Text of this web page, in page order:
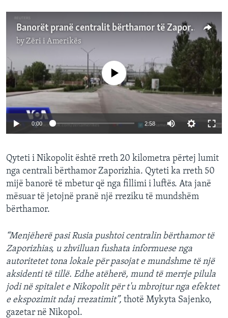
Banorët pranë centralit bërthamor të Zaporizhias përgatiten për më të keqen
byZëri i Amerikës
No media source currently available
0:00 2:58
Qyteti i Nikopolit është rreth 20 kilometra përtej lumit
nga centrali bërthamor Zaporizhia. Qyteti ka rreth 50
mijë banorë të mbetur që nga fillimi i luftës. Ata janë
mësuar të jetojnë pranë një rreziku të mundshëm
bërthamor.
“Menjëherë pasi Rusia pushtoi centralin bërthamor të
Zaporizhias, u zhvilluan fushata informuese nga
autoritetet tona lokale për pasojat e mundshme të një
aksidenti të tillë. Edhe atëherë, mund të merrje pilula
jodi në spitalet e Nikopolit për t'u mbrojtur nga efektet
e ekspozimit ndaj rrezatimit”, thotë Mykyta Sajenko,
gazetar në Nikopol.